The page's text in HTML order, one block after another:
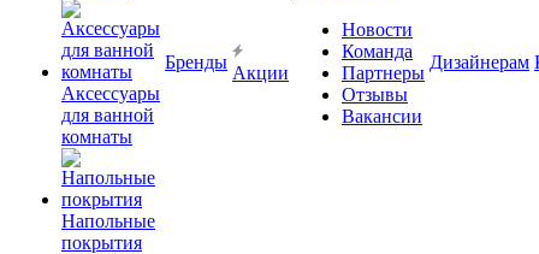
Аксессуары
для ванной
комнаты
Напольные
покрытия
Бренды
Акции
Новости
Команда
Партнеры
Отзывы
Вакансии
Дизайнерам